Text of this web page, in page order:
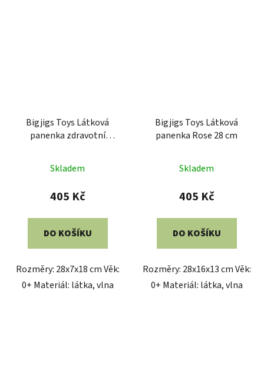
Bigjigs Toys Látková
panenka zdravotní
hodnocení
produktu
5,0
z
hvězdiček.
Skladem
405 Kč
DO KOŠÍKU
Rozměry: 28x7x18 cm Věk:
0+ Materiál: látka, vlna
Bigjigs Toys Látková
panenka Rose 28 cm
Skladem
405 Kč
DO KOŠÍKU
Rozměry: 28x16x13 cm Věk:
0+ Materiál: látka, vlna